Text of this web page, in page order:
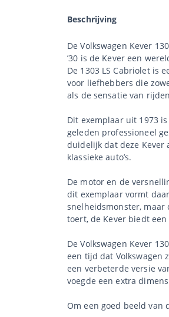
Beschrijving
De Volkswagen Kever
’30 is de Kever een
De 1303 LS Cabriolet is
voor liefhebbers die
als de sensatie van
Dit exemplaar uit 1973
geleden professioneel
duidelijk dat deze Kever
klassieke auto’s.
De motor en de
dit exemplaar vormt
snelheidsmonster,
toert, de Kever biedt
De Volkswagen Kever
een tijd dat Volkswagen
een verbeterde versie
voegde een extra
Om een goed beeld van